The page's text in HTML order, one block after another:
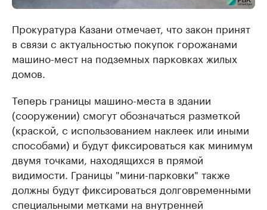
Прокуратура Казани отмечает, что закон принят
в связи с актуальностью покупок горожанами
машино-мест на подземных парковках жилых
домов.
Теперь границы машино-места в здании
(сооружении) смогут обозначаться разметкой
(краской, с использованием наклеек или иными
способами) и будут фиксироваться как минимум
двумя точками, находящихся в прямой
видимости. Границы "мини-парковки" также
должны будут фиксироваться долговременными
специальными метками на внутренней